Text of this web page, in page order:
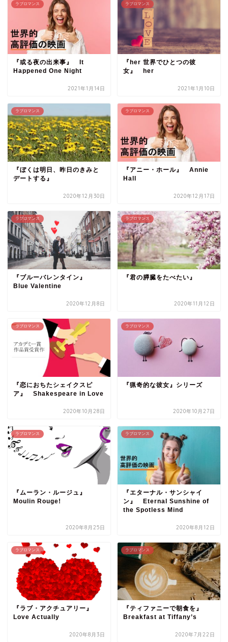
ラブロマンス
『或る夜の出来事』 It
Happened One Night
2021年1月14日
ラブロマンス
『her 世界でひとつの彼
女』 her
2021年1月10日
ラブロマンス
『ぼくは明日、昨日のきみと
デートする』
2020年12月30日
ラブロマンス
『アニー・ホール』 Annie
Hall
2020年12月17日
ラブロマンス
『ブルーバレンタイン』
Blue Valentine
2020年12月8日
ラブロマンス
『君の膵臓をたべたい』
2020年11月12日
ラブロマンス
『恋におちたシェイクスピ
ア』 Shakespeare in Love
2020年10月28日
ラブロマンス
『猟奇的な彼女』シリーズ
2020年10月27日
ラブロマンス
『ムーラン・ルージュ』
Moulin Rouge!
2020年8月25日
ラブロマンス
『エターナル・サンシャイ
ン』 Eternal Sunshine of
the Spotless Mind
2020年8月12日
ラブロマンス
『ラブ・アクチュアリー』
Love Actually
2020年8月3日
ラブロマンス
『ティファニーで朝食を』
Breakfast at Tiffany’s
2020年7月22日